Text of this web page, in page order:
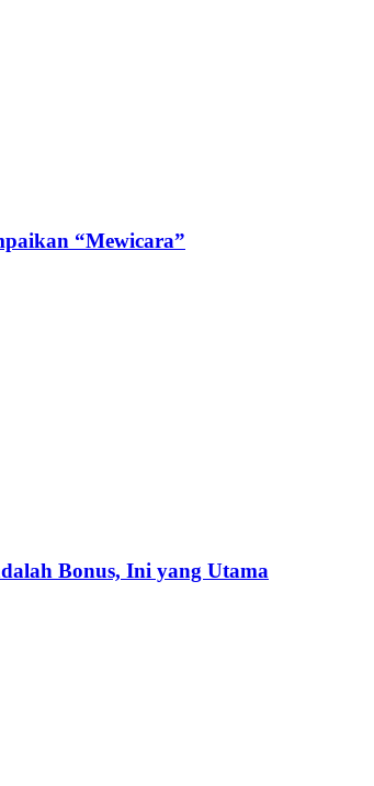
“Mewicara”
Bonus, Ini yang Utama